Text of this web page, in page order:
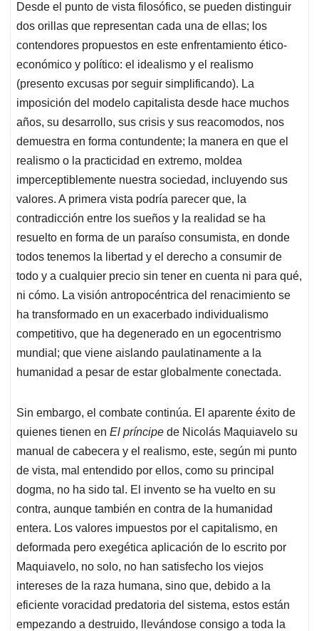
Desde el punto de vista filosófico, se pueden distinguir
dos orillas que representan cada una de ellas; los
contendores propuestos en este enfrentamiento ético-
económico y político: el idealismo y el realismo
(presento excusas por seguir simplificando). La
imposición del modelo capitalista desde hace muchos
años, su desarrollo, sus crisis y sus reacomodos, nos
demuestra en forma contundente; la manera en que el
realismo o la practicidad en extremo, moldea
imperceptiblemente nuestra sociedad, incluyendo sus
valores. A primera vista podría parecer que, la
contradicción entre los sueños y la realidad se ha
resuelto en forma de un paraíso consumista, en donde
todos tenemos la libertad y el derecho a consumir de
todo y a cualquier precio sin tener en cuenta ni para qué,
ni cómo. La visión antropocéntrica del renacimiento se
ha transformado en un exacerbado individualismo
competitivo, que ha degenerado en un egocentrismo
mundial; que viene aislando paulatinamente a la
humanidad a pesar de estar globalmente conectada.
Sin embargo, el combate continúa. El aparente éxito de
quienes tienen en El príncipe de Nicolás Maquiavelo su
manual de cabecera y el realismo, este, según mi punto
de vista, mal entendido por ellos, como su principal
dogma, no ha sido tal. El invento se ha vuelto en su
contra, aunque también en contra de la humanidad
entera. Los valores impuestos por el capitalismo, en
deformada pero exegética aplicación de lo escrito por
Maquiavelo, no solo, no han satisfecho los viejos
intereses de la raza humana, sino que, debido a la
eficiente voracidad predatoria del sistema, estos están
empezando a destruido, llevándose consigo a toda la